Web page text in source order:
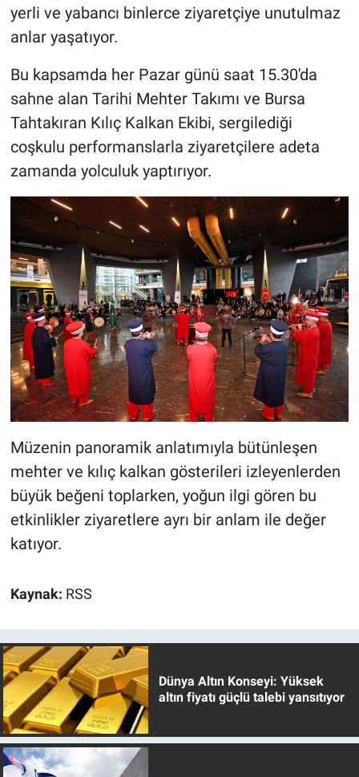
yerli ve yabancı binlerce ziyaretçiye unutulmaz
anlar yaşatıyor.
Bu kapsamda her Pazar günü saat 15.30'da
sahne alan Tarihi Mehter Takımı ve Bursa
Tahtakıran Kılıç Kalkan Ekibi, sergilediği
coşkulu performanslarla ziyaretçilere adeta
zamanda yolculuk yaptırıyor.
Müzenin panoramik anlatımıyla bütünleşen
mehter ve kılıç kalkan gösterileri izleyenlerden
büyük beğeni toplarken, yoğun ilgi gören bu
etkinlikler ziyaretlere ayrı bir anlam ile değer
katıyor.
Kaynak: RSS
Dünya Altın Konseyi: Yüksek
altın fiyatı güçlü talebi yansıtıyor